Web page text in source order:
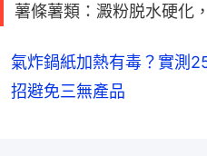
薯條薯類：澱粉脱水硬化
氣炸鍋紙加熱有毒？實測
招避免三無產品